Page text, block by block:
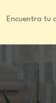
Encuentra tu